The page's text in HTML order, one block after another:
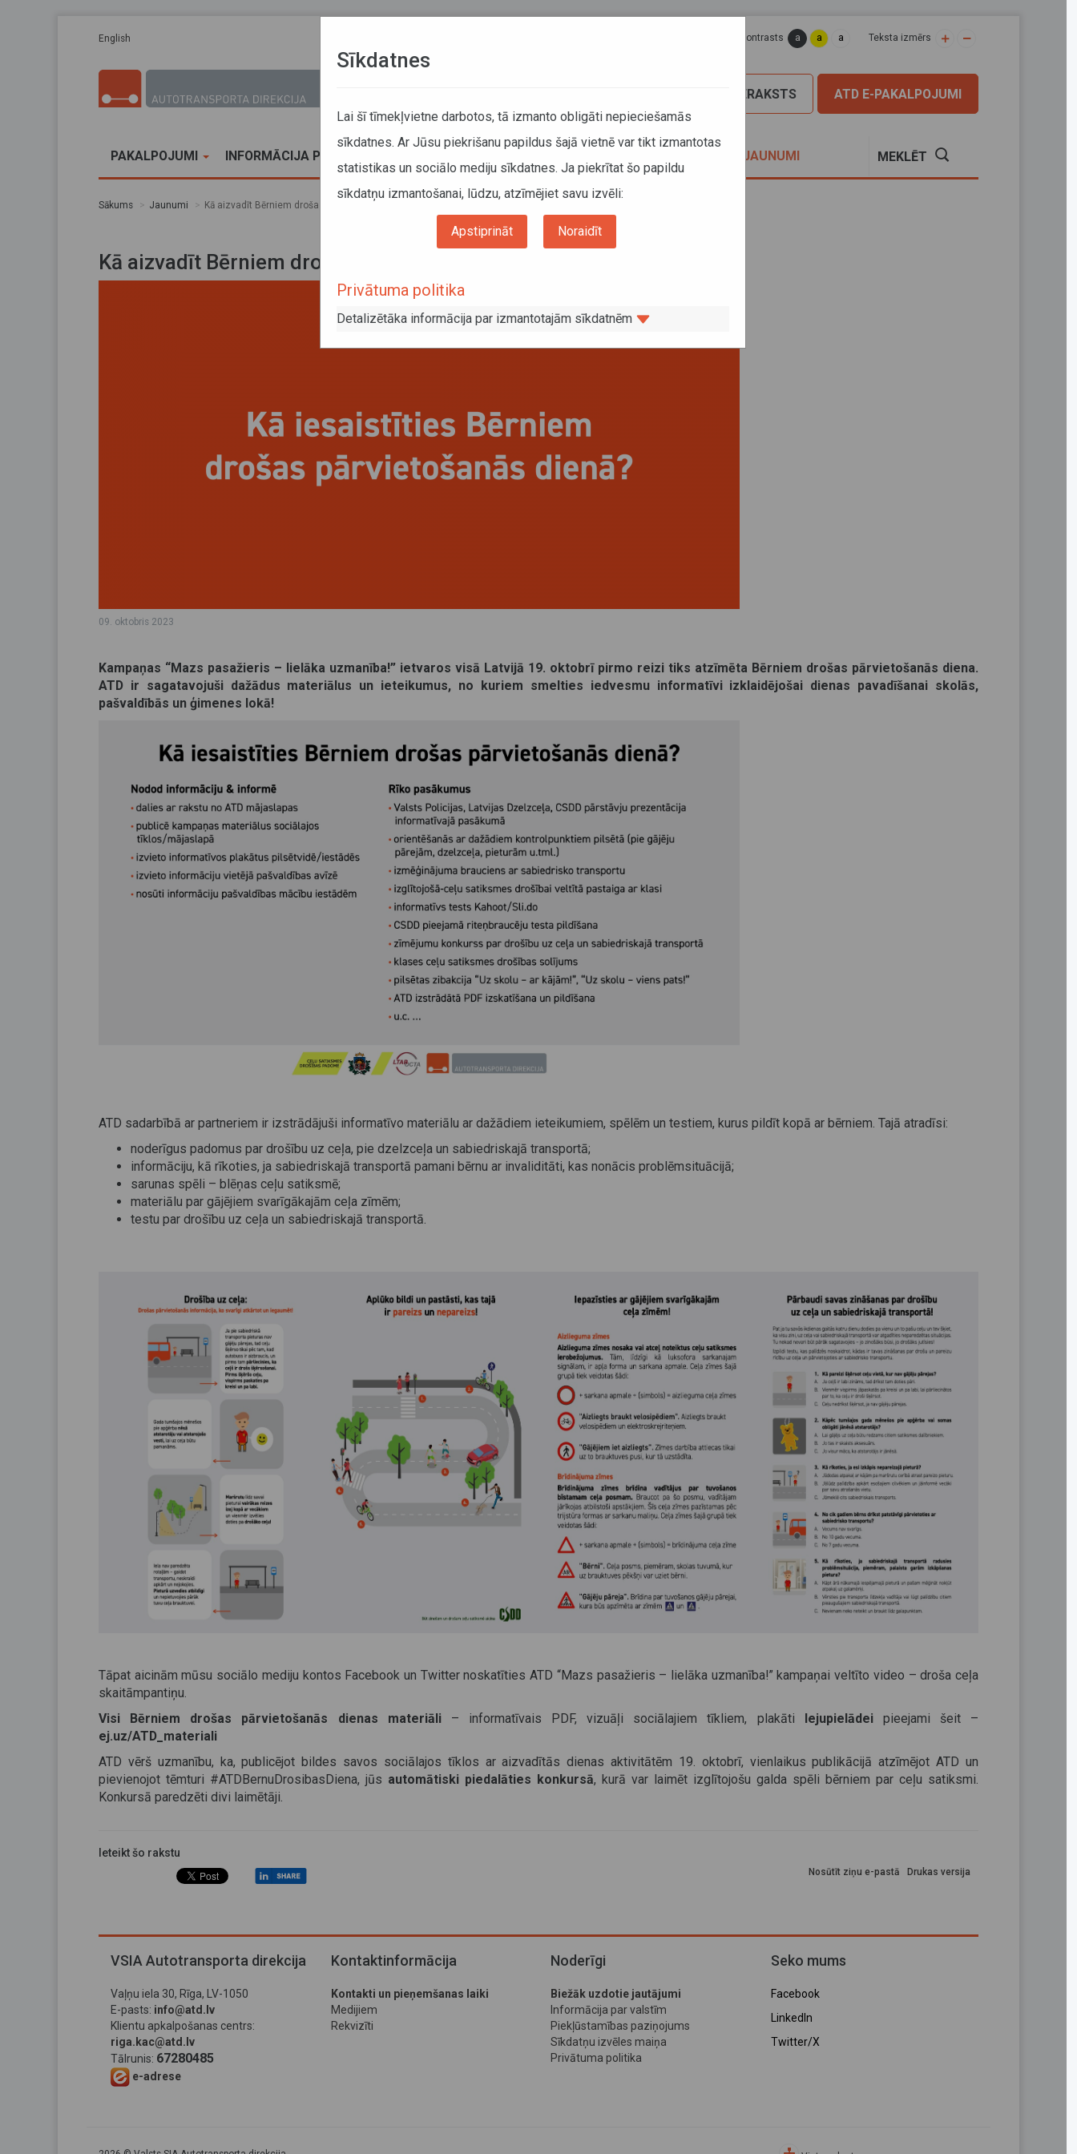
English Lapas kontrasts a a a Teksta izmērs
ATD E-PAKALPOJUMI
PIERAKSTS
PAKALPOJUMI INFORMĀCIJA PĀRVADĀTĀJIEM JAUNUMI MEKLĒT
Sākums Jaunumi Kā aizvadīt Bērniem drošas pārvietošanās dienu?
Kā aizvadīt Bērniem drošas pārvietošanās dienu?
09. oktobris 2023
Kampaņas “Mazs pasažieris – lielāka uzmanība!” ietvaros visā Latvijā 19. oktobrī pirmo reizi tiks atzīmēta Bērniem drošas pārvietošanās diena.
ATD ir sagatavojuši dažādus materiālus un ieteikumus, no kuriem smelties iedvesmu informatīvi izklaidējošai dienas pavadīšanai skolās,
pašvaldībās un ģimenes lokā!
ATD sadarbībā ar partneriem ir izstrādājuši informatīvo materiālu ar dažādiem ieteikumiem, spēlēm un testiem, kurus pildīt kopā ar bērniem. Tajā atradīsi:
noderīgus padomus par drošību uz ceļa, pie dzelzceļa un sabiedriskajā transportā;
informāciju, kā rīkoties, ja sabiedriskajā transportā pamani bērnu ar invaliditāti, kas nonācis problēmsituācijā;
sarunas spēli – blēņas ceļu satiksmē;
materiālu par gājējiem svarīgākajām ceļa zīmēm;
testu par drošību uz ceļa un sabiedriskajā transportā.
Tāpat aicinām mūsu sociālo mediju kontos Facebook un Twitter noskatīties ATD “Mazs pasažieris – lielāka uzmanība!” kampaņai veltīto video – droša ceļa
skaitāmpantiņu.
Visi Bērniem drošas pārvietošanās dienas materiāli – informatīvais PDF, vizuāļi sociālajiem tīkliem, plakāti lejupielādei pieejami šeit –
ej.uz/ATD_materiali
ATD vērš uzmanību, ka, publicējot bildes savos sociālajos tīklos ar aizvadītās dienas aktivitātēm 19. oktobrī, vienlaikus publikācijā atzīmējot ATD un
pievienojot tēmturi #ATDBernuDrosibasDiena, jūs automātiski piedalāties konkursā, kurā var laimēt izglītojošu galda spēli bērniem par ceļu satiksmi.
Konkursā paredzēti divi laimētāji.
Ieteikt šo rakstu
Drukas versija
Nosūtīt ziņu e-pastā
VSIA Autotransporta direkcija
Vaļņu iela 30, Rīga, LV-1050
E-pasts: info@atd.lv
Klientu apkalpošanas centrs:
riga.kac@atd.lv
Tālrunis: 67280485
e-adrese
Kontaktinformācija
Kontakti un pieņemšanas laiki
Medijiem
Rekvizīti
Noderīgi
Biežāk uzdotie jautājumi
Informācija par valstīm
Piekļūstamības paziņojums
Sīkdatņu izvēles maiņa
Privātuma politika
Seko mums
Facebook
LinkedIn
Twitter/X
Sīkdatnes
Lai šī tīmekļvietne darbotos, tā izmanto obligāti nepieciešamās
sīkdatnes. Ar Jūsu piekrišanu papildus šajā vietnē var tikt izmantotas
statistikas un sociālo mediju sīkdatnes. Ja piekrītat šo papildu
sīkdatņu izmantošanai, lūdzu, atzīmējiet savu izvēli:
Apstiprināt Noraidīt
Privātuma politika
Detalizētāka informācija par izmantotajām sīkdatnēm